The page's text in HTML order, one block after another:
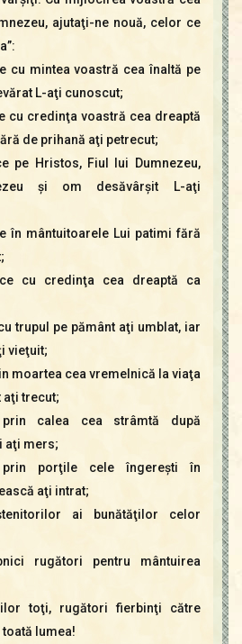
ajutaţi-ne nouă, celor ce
cu mintea voastră cea înaltă pe
L-aţi cunoscut;
cu credinţa voastră cea dreaptă
de prihană aţi petrecut;
pe Hristos, Fiul lui Dumnezeu,
şi om desăvârşit L-aţi
în mântuitoarele Lui patimi fără
cu credinţa cea dreaptă ca
trupul pe pământ aţi umblat, iar
vieţuit;
moartea cea vremelnică la viaţa
aţi trecut;
prin calea cea strâmtă după
aţi mers;
prin porţile cele îngereşti în
aţi intrat;
ai bunătăţilor celor
rugători pentru mântuirea
toţi, rugători fierbinţi către
toată lumea!